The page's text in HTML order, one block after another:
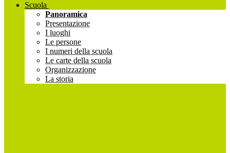
Scuola
Panoramica
Presentazione
I luoghi
Le persone
I numeri della scuola
Le carte della scuola
Organizzazione
La storia